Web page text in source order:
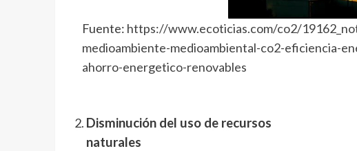
Fuente: https://www.ecoticias.com/co2/
medioambiente-medioambiental-co2-eficiencia-
ahorro-energetico-renovables
Disminución del uso de recursos
naturales